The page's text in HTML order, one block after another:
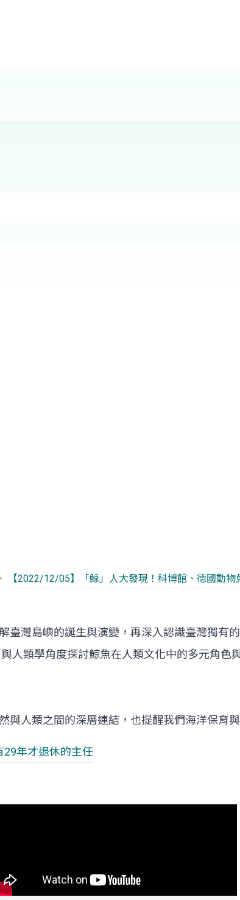
【2022/12/05】「鯨」人大發現！科博館、德國動
臺灣島嶼的誕生與演變，再深入認識臺灣獨有
人類學角度探討鯨魚在人類文化中的多元角色
人類之間的深層連結，也提醒我們海洋保育
29年才退休的主任